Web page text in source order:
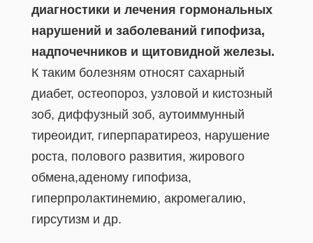
диагностики и лечения гормональных
нарушений и заболеваний гипофиза,
надпочечников и щитовидной железы.
К таким болезням относят сахарный
диабет, остеопороз, узловой и кистозный
зоб, диффузный зоб, аутоиммунный
тиреоидит, гиперпаратиреоз, нарушение
роста, полового развития, жирового
обмена,аденому гипофиза,
гиперпролактинемию, акромегалию,
гирсутизм и др.